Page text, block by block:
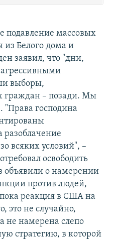
подавление массовых
из Белого дома и
заявил, что "дни,
выборы,
граждан – позади. Мы
"Права господина
разоблачение
всяких условий", –
освободить
объявили о намерении
против людей,
реакция в США на
это не случайно,
не намерена слепо
стратегию, в которой